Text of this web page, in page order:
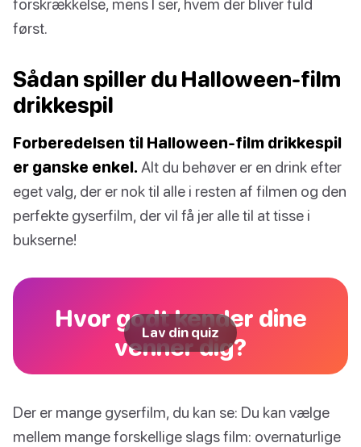
forskrækkelse, mens I ser, hvem der bliver fuld
først.
Sådan spiller du Halloween-film
drikkespil
Forberedelsen til Halloween-film drikkespil
er ganske enkel. Alt du behøver er en drink efter
eget valg, der er nok til alle i resten af filmen og den
perfekte gyserfilm, der vil få jer alle til at tisse i
bukserne!
Hvor godt kender dine
venner dig?
Lav din quiz
Der er mange gyserfilm, du kan se: Du kan vælge
mellem mange forskellige slags film: overnaturlige